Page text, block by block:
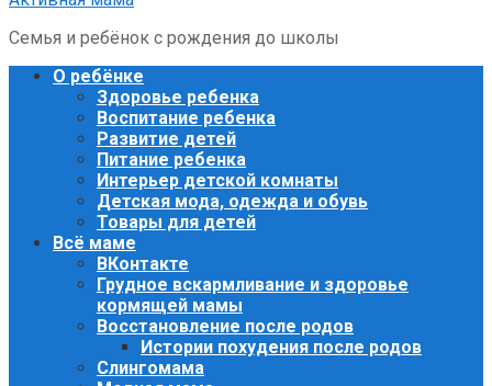
Семья и ребёнок с рождения до школы
О ребёнке
Здоровье ребенка
Воспитание ребенка
Развитие детей
Питание ребенка
Интерьер детской комнаты
Детская мода, одежда и обувь
Товары для детей
Всё маме
ВКонтакте
Грудное вскармливание и здоровье
кормящей мамы
Восстановление после родов
Истории похудения после родов
Слингомама